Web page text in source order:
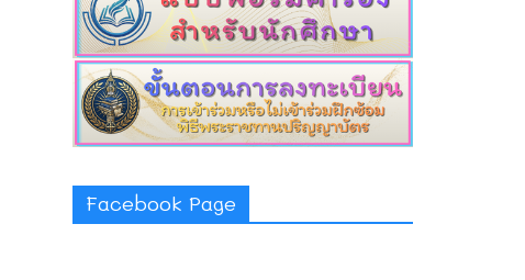
Facebook Page